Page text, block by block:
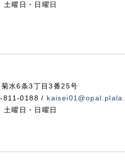
曜日・日曜日
水6条3丁目3番25号
811-0188 /
曜日・日曜日